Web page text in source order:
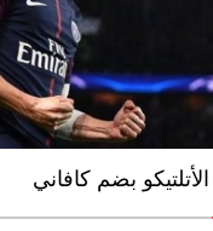
بضم كافاني